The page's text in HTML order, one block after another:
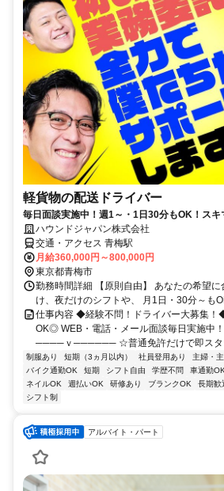
軽貨物の配送ドライバー
毎日面談実施中！週1～・1日30分もOK！スキ
ハウンドジャパン株式会社
交通・アクセス 青梅駅
月給360,000円～800,000円
東京都青梅市
勤務時間詳細 【原則自由】 あなたの希望
け、夜だけのシフトや、 月1日・30分～も
仕事内容 ◆経験不問！ドライバー大募集！
OK◎ WEB・電話・メール面談毎日実施中！
────ｖ────── ☆普通免許だけで即スタ
制服あり 短期（3ヵ月以内） 社員登用あり 主婦・
バイク通勤OK
短期 シフト自由 学歴不問 車通勤
ネイルOK
週払いOK 研修あり ブランクOK 長期歓
シフト制
アルバイト・パート